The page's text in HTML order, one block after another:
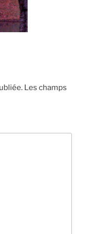
Les champs